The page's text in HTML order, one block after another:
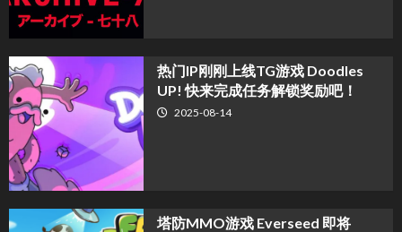
热门IP刚刚上线TG游戏 Doodles
UP! 快来完成任务解锁奖励吧！
2025-08-14
塔防MMO游戏 Everseed 即将